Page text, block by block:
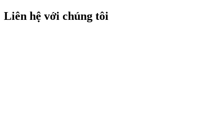
Liên hệ với chúng tôi